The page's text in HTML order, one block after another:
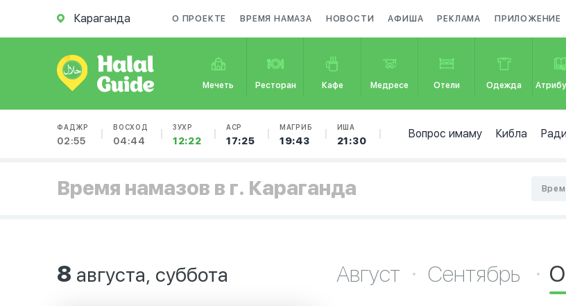
Караганда О ПРОЕКТЕ ВРЕМЯ НАМАЗА НОВОСТИ АФИША РЕКЛАМА ПРИЛОЖЕНИЕ
Мечеть Ресторан Кафе Медресе Отели Одежда
ФАДЖР
02:55
ВОСХОД
04:44
ЗУХР
12:22
АСР
17:25
МАГРИБ
19:43
ИША
21:30
Вопрос имаму Кибла
Время намазов в г. Караганда
8 августа, суббота Август Сентябрь